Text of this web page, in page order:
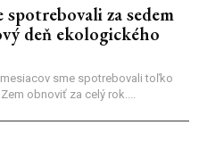
spotrebovali za sedem
deň ekologického
sme spotrebovali toľko
obnoviť za celý rok....